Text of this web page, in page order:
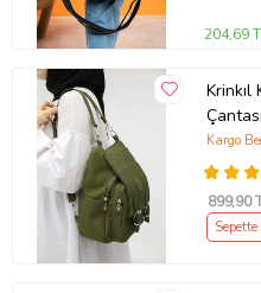
204,69
Krinkıl
Kargo
899,90